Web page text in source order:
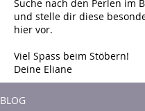
Suche nach den Perlen im
und stelle dir diese
hier vor.
Viel Spass beim Stöbern!
Deine Eliane
BLOG